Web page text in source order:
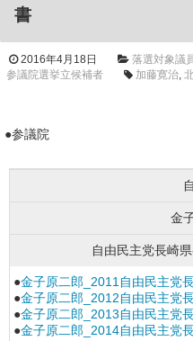
書
2016年4月18日 落選対象議
参議院選挙立候補者
加藤寛治,
●参議院
金
自由民主党長崎
●金子原二郎_2011自由民主党
●金子原二郎_2012自由民主党
●金子原二郎_2013自由民主党
●金子原二郎_2014自由民主党